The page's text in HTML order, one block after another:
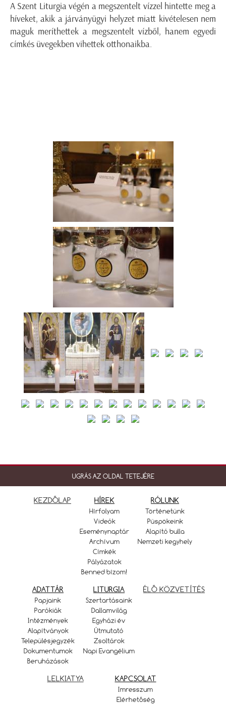
A Szent Liturgia végén a megszentelt vízzel hintette meg a
híveket, akik a járványügyi helyzet miatt kivételesen nem
maguk meríthettek a megszentelt vízből, hanem egyedi
címkés üvegekben vihettek otthonaikba.
UGRÁS AZ OLDAL TETEJÉRE
KEZDŐLAP HÍREK
Hírfolyam
Videók
Eseménynaptár
Archívum
Címkék
Pályázatok
Benned bízom!
RÓLUNK
Történetünk
Püspökeink
Alapító bulla
Nemzeti kegyhely
ADATTÁR
Papjaink
Parókiák
Intézmények
Alapítványok
Településjegyzék
Dokumentumok
Beruházások
LITURGIA
Szertartásaink
Dallamvilág
Egyházi év
Útmutató
Zsoltárok
Napi Evangélium
ÉLŐ KÖZVETÍTÉS
LELKIATYA KAPCSOLAT
Imresszum
Elérhetőség